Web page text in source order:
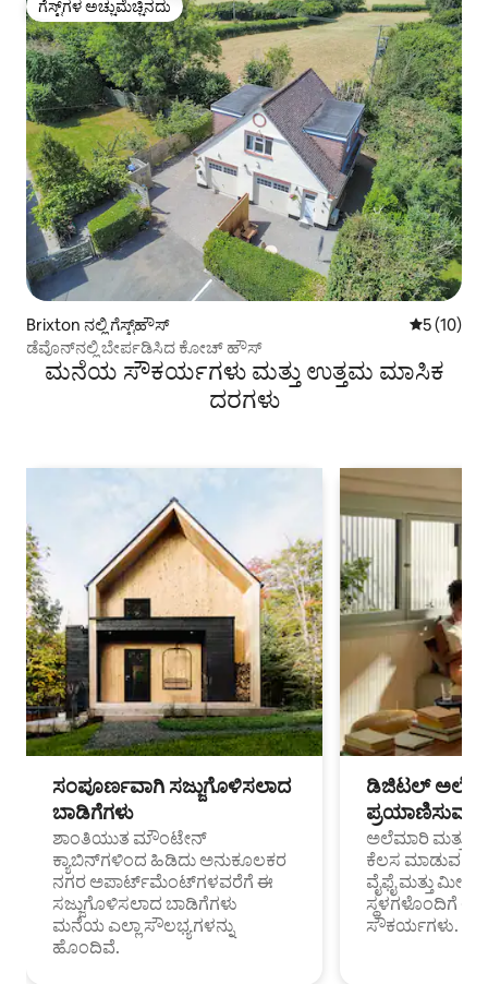
ಗೆಸ್ಟ್‌ಗಳ ಅಚ್ಚುಮೆಚ್ಚಿನದು
ಗೆಸ್ಟ್‌ಗಳ ಅಚ್ಚುಮೆಚ್ಚಿನದು
Brixton ನಲ್ಲಿ ಗೆಸ್ಟ್‌ಹೌಸ್ 5 ರಲ್ಲಿ 5
5 (10)
ಡೆವೊನ್‌ನಲ್ಲಿ ಬೇರ್ಪಡಿಸಿದ ಕೋಚ್ ಹೌಸ್
ಮನೆಯ ಸೌಕರ್ಯಗಳು ಮತ್ತು ಉತ್ತಮ ಮಾಸಿಕ
ದರಗಳು
ಸಂಪೂರ್ಣವಾಗಿ ಸಜ್ಜುಗೊಳಿಸಲಾದ
ಬಾಡಿಗೆಗಳು
ಶಾಂತಿಯುತ ಮೌಂಟೇನ್
ಕ್ಯಾಬಿನ್‌ಗಳಿಂದ ಹಿಡಿದು ಅನುಕೂಲಕರ
ನಗರ ಅಪಾರ್ಟ್‌ಮೆಂಟ್‌ಗಳವರೆಗೆ ಈ
ಸಜ್ಜುಗೊಳಿಸಲಾದ ಬಾಡಿಗೆಗಳು
ಮನೆಯ ಎಲ್ಲಾ ಸೌಲಭ್ಯಗಳನ್ನು
ಹೊಂದಿವೆ.
ಡಿಜಿಟಲ್
ಪ್ರಯಾಣಿಸುವ
ಅಲೆಮಾರಿ ಮತ್ತು
ಕೆಲಸ ಮಾಡುವ
ವೈಫೈ ಮತ್ತು
ಸ್ಥಳಗಳೊಂದಿಗೆ
ಸೌಕರ್ಯಗಳು.